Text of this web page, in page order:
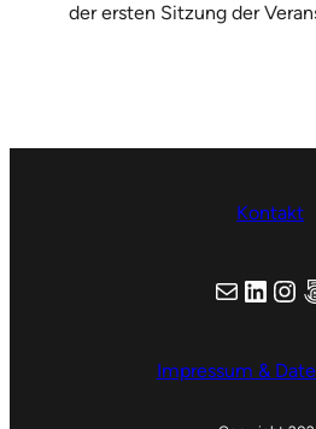
der ersten Sitzung der
Kontakt
E-Mail LinkedIn Instagram Adobe Portfolio
Impressum &